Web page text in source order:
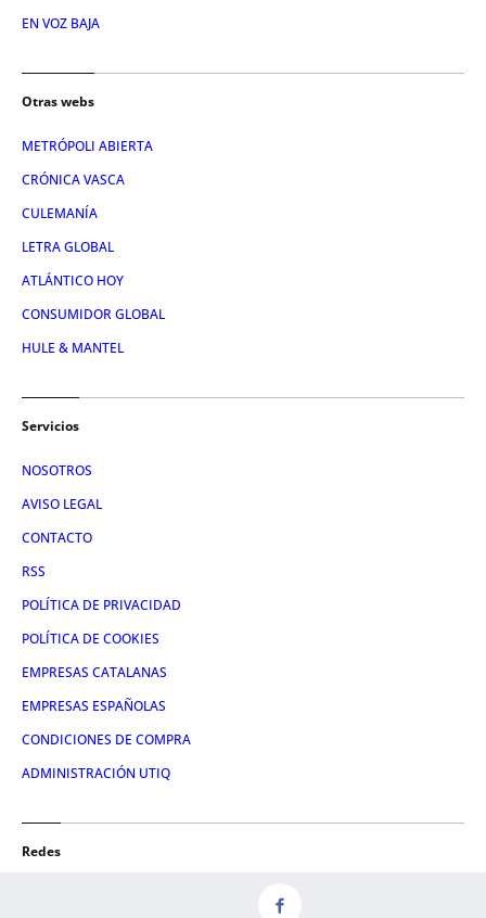
EN VOZ BAJA
Otras webs
METRÓPOLI ABIERTA
CRÓNICA VASCA
CULEMANÍA
LETRA GLOBAL
ATLÁNTICO HOY
CONSUMIDOR GLOBAL
HULE & MANTEL
Servicios
NOSOTROS
AVISO LEGAL
CONTACTO
RSS
POLÍTICA DE PRIVACIDAD
POLÍTICA DE COOKIES
EMPRESAS CATALANAS
EMPRESAS ESPAÑOLAS
CONDICIONES DE COMPRA
ADMINISTRACIÓN UTIQ
Redes